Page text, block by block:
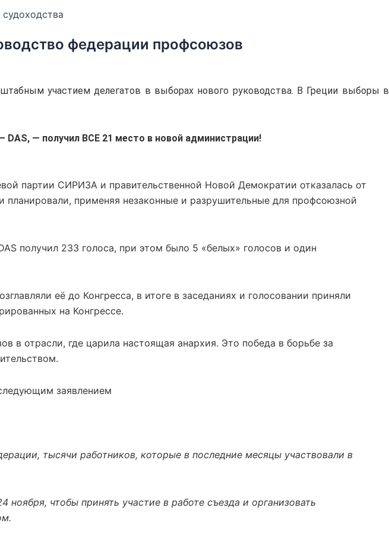
федерации профсоюзов
участием делегатов в выборах нового руководства. В Греции выборы в
— получил ВСЕ 21 место в новой администрации!
партии СИРИЗА и правительственной Новой Демократии отказалась от
применяя незаконные и разрушительные для профсоюзной
получил 233 голоса, при этом было 5 «белых» голосов и один
её до Конгресса, в итоге в заседаниях и голосовании приняли
на Конгрессе.
в отрасли, где царила настоящая анархия. Это победа в борьбе за
заявлением
тысячи работников, которые в последние месяцы участвовали в
чтобы принять участие в работе съезда и организовать